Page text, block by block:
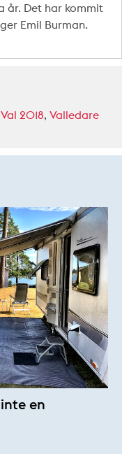
år. Det har kommit
Emil Burman.
Val 2018, Valledare
en